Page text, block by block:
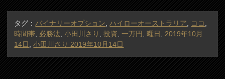
タグ：バイナリーオプション,ハイローオーストラリア, ココ,
時間帯, 必勝法,小田川さり ,投資,一万円 ,曜日 ,2019年10月
14日 ,小田川さり 2019年10月14日